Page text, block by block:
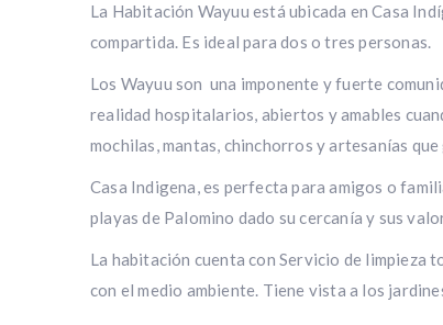
La Habitación Wayuu está ubicada en Casa
compartida. Es ideal para dos o tres personas.
Los Wayuu son una imponente y fuerte
realidad hospitalarios, abiertos y amables
mochilas, mantas, chinchorros y artesanías
Casa Indigena, es perfecta para amigos o
playas de Palomino dado su cercanía y sus
La habitación cuenta con Servicio de limpieza
con el medio ambiente. Tiene vista a los